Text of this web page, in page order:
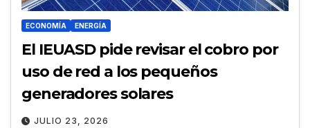
ECONOMÍA ENERGÍA
El IEUASD pide revisar el cobro por
uso de red a los pequeños
generadores solares
JULIO 23, 2026